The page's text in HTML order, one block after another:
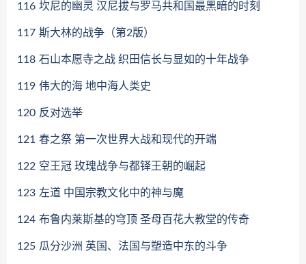
116 坎尼的幽灵 汉尼拔与罗马共和国最黑暗的时刻
117 斯大林的战争（第2版）
118 石山本愿寺之战 织田信长与显如的十年战争
119 伟大的海 地中海人类史
120 反对选举
121 春之祭 第一次世界大战和现代的开端
122 空王冠 玫瑰战争与都铎王朝的崛起
123 左道 中国宗教文化中的神与魔
124 布鲁内莱斯基的穹顶 圣母百花大教堂的传奇
125 瓜分沙洲 英国、法国与塑造中东的斗争